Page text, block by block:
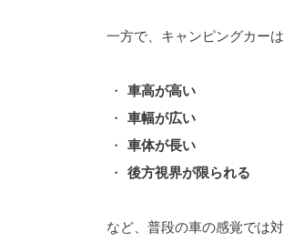
一方で、キャンピングカー
車高が高い
車幅が広い
車体が長い
後方視界が限られる
など、普段の車の感覚では